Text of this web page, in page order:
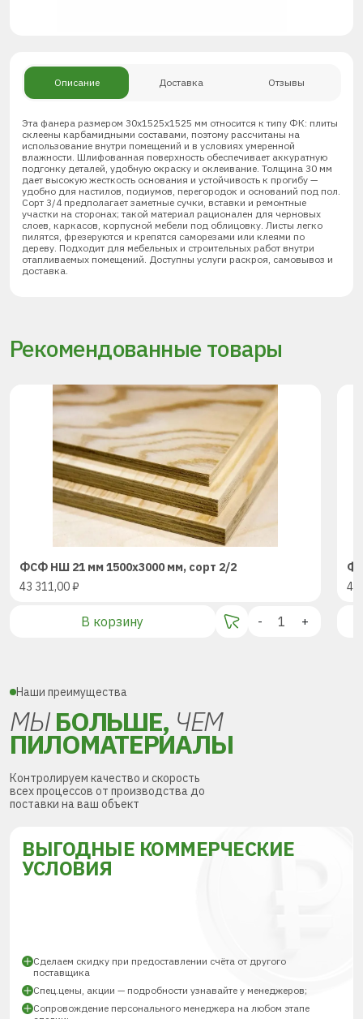
Описание Доставка Отзывы
Эта фанера размером 30х1525х1525 мм относится к типу ФК: плиты
склеены карбамидными составами, поэтому рассчитаны на
использование внутри помещений и в условиях умеренной
влажности. Шлифованная поверхность обеспечивает аккуратную
подгонку деталей, удобную окраску и оклеивание. Толщина 30 мм
дает высокую жесткость основания и устойчивость к прогибу —
удобно для настилов, подиумов, перегородок и оснований под пол.
Сорт 3/4 предполагает заметные сучки, вставки и ремонтные
участки на сторонах; такой материал рационален для черновых
слоев, каркасов, корпусной мебели под облицовку. Листы легко
пилятся, фрезеруются и крепятся саморезами или клеями по
дереву. Подходит для мебельных и строительных работ внутри
отапливаемых помещений. Доступны услуги раскроя, самовывоз и
доставка.
Рекомендованные товары
ФСФ НШ 21 мм 1500х3000 мм, сорт 2/2
43 311,00₽
В корзину - +
43
Наши преимущества
МЫБОЛЬШЕ, ЧЕМ
ПИЛОМАТЕРИАЛЫ
Контролируем качество и скорость
всех процессов от производства до
поставки на ваш объект
ВЫГОДНЫЕ КОММЕРЧЕСКИЕ
УСЛОВИЯ
Сделаем скидку при предоставлении счёта от другого
поставщика
Спец.цены, акции — подробности узнавайте у менеджеров;
Сопровождение персонального менеджера на любом этапе